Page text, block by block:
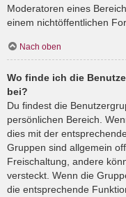
Moderatoren eines
einem nichtöffentlichen
Nach oben
Wo finde ich die
bei?
Du findest die
persönlichen Bereich.
dies mit der
Gruppen sind allgemein
Freischaltung, andere
versteckt. Wenn die
die entsprechende